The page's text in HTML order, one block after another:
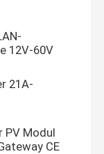
12V-60V
21A-
PV Modul
CE